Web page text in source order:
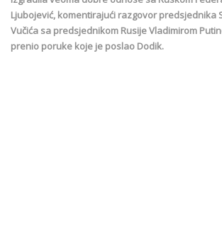
Ljubojević, komentirajući razgovor predsjednika
Vučića sa predsjednikom Rusije Vladimirom
prenio poruke koje je poslao Dodik.